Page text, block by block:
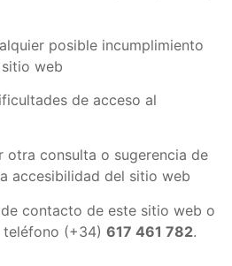
posible incumplimiento
web
de acceso al
otra consulta o sugerencia de
accesibilidad del sitio web
contacto de este sitio web o
teléfono (+34) 617 461 782.